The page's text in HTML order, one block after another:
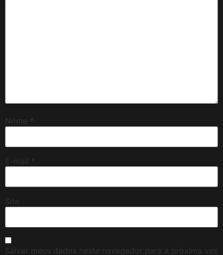
Nome *
E-mail *
Site
Salvar meus dados neste navegador para a próxima vez